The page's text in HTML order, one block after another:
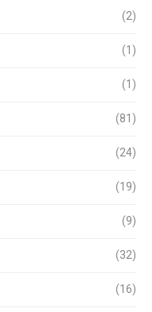
(2)
(1)
(1)
(81)
(24)
(19)
(9)
(32)
(16)